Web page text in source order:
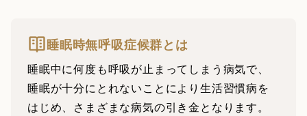
睡眠時無呼吸症候群とは
睡眠中に何度も呼吸が止まってしまう病気で、
睡眠が十分にとれないことにより生活習慣病を
はじめ、さまざまな病気の引き金となります。